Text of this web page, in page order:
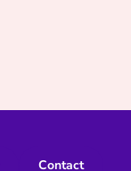
Contact